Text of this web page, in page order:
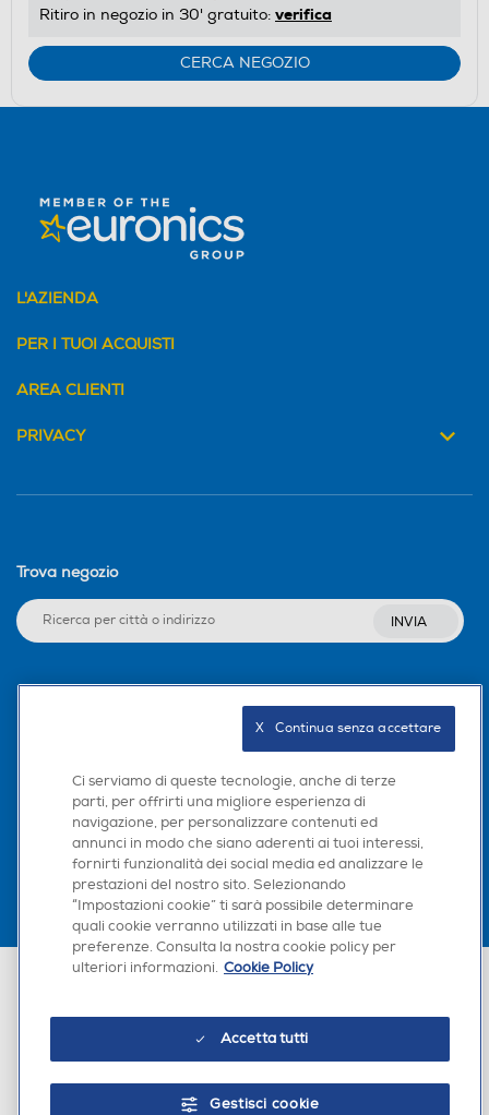
Ritiro in negozio in 30' gratuito: verifica
CERCA NEGOZIO
L'AZIENDA
PER I TUOI ACQUISTI
AREA CLIENTI
PRIVACY
Trova negozio
INVIA
Scarica la nostra app
Euronics Italia SpA. Sede legale Via Montefeltro, 6/a 20156 Milano
Ci serviamo di queste tecnologie, anche di terze
parti, per offrirti una migliore esperienza di
navigazione, per personalizzare contenuti ed
annunci in modo che siano aderenti ai tuoi interessi,
fornirti funzionalità dei social media ed analizzare le
prestazioni del nostro sito. Selezionando
“Impostazioni cookie” ti sarà possibile determinare
quali cookie verranno utilizzati in base alle tue
preferenze. Consulta la nostra cookie policy per
ulteriori informazioni. Cookie Policy
Accetta tutti
Gestisci cookie
X   Continua senza accettare